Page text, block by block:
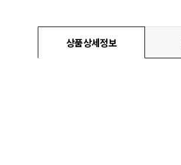
상품상세정보